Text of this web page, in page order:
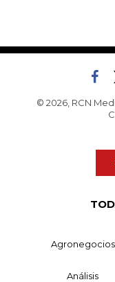
© 2026, RCN
Agronegocios
Análisis